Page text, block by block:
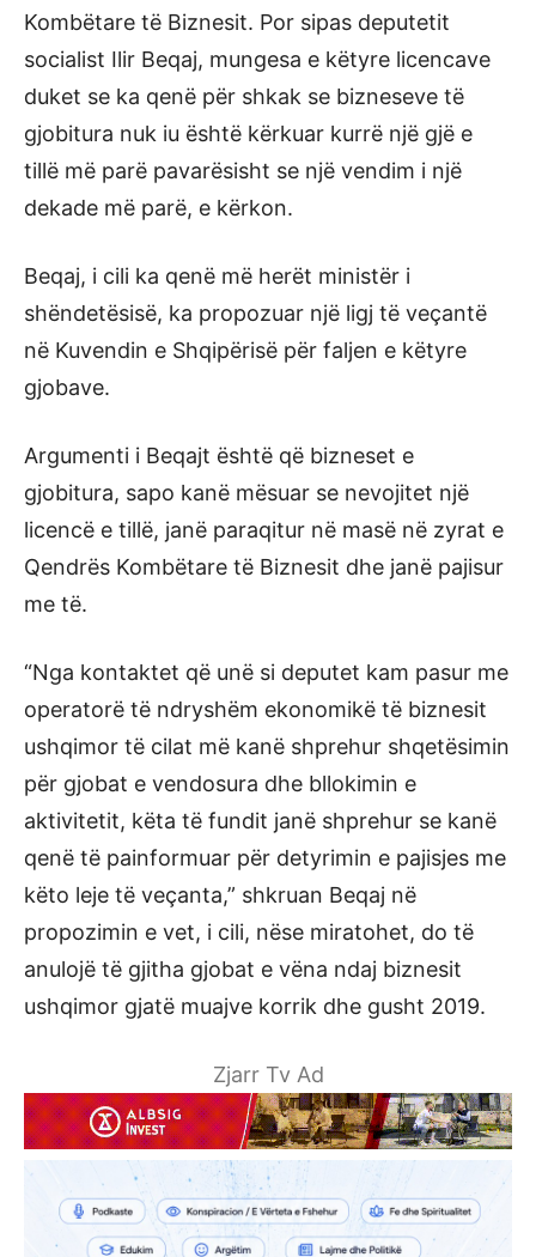
Kombëtare të Biznesit. Por sipas deputetit
socialist Ilir Beqaj, mungesa e këtyre licencave
duket se ka qenë për shkak se bizneseve të
gjobitura nuk iu është kërkuar kurrë një gjë e
tillë më parë pavarësisht se një vendim i një
dekade më parë, e kërkon.
Beqaj, i cili ka qenë më herët ministër i
shëndetësisë, ka propozuar një ligj të veçantë
në Kuvendin e Shqipërisë për faljen e këtyre
gjobave.
Argumenti i Beqajt është që bizneset e
gjobitura, sapo kanë mësuar se nevojitet një
licencë e tillë, janë paraqitur në masë në zyrat e
Qendrës Kombëtare të Biznesit dhe janë pajisur
me të.
“Nga kontaktet që unë si deputet kam pasur me
operatorë të ndryshëm ekonomikë të biznesit
ushqimor të cilat më kanë shprehur shqetësimin
për gjobat e vendosura dhe bllokimin e
aktivitetit, këta të fundit janë shprehur se kanë
qenë të painformuar për detyrimin e pajisjes me
këto leje të veçanta,” shkruan Beqaj në
propozimin e vet, i cili, nëse miratohet, do të
anulojë të gjitha gjobat e vëna ndaj biznesit
ushqimor gjatë muajve korrik dhe gusht 2019.
Zjarr Tv Ad